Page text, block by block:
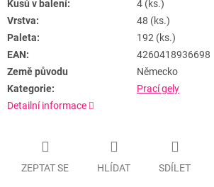
Kusů v balení:
4 (ks.)
Vrstva:
48 (ks.)
Paleta:
192 (ks.)
EAN:
4260418936698
Země původu
Německo
Kategorie:
Prací gely
Detailní informace
ZEPTAT SE HLÍDAT SDÍLET